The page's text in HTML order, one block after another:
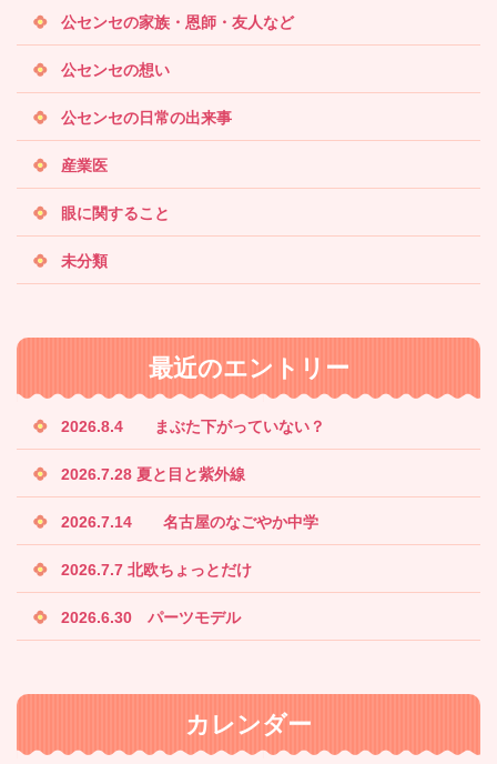
公センセの家族・恩師・友人など
公センセの想い
公センセの日常の出来事
産業医
眼に関すること
未分類
最近のエントリー
2026.8.4 まぶた下がっていない？
2026.7.28 夏と目と紫外線
2026.7.14 名古屋のなごやか中学
2026.7.7 北欧ちょっとだけ
2026.6.30 パーツモデル
カレンダー